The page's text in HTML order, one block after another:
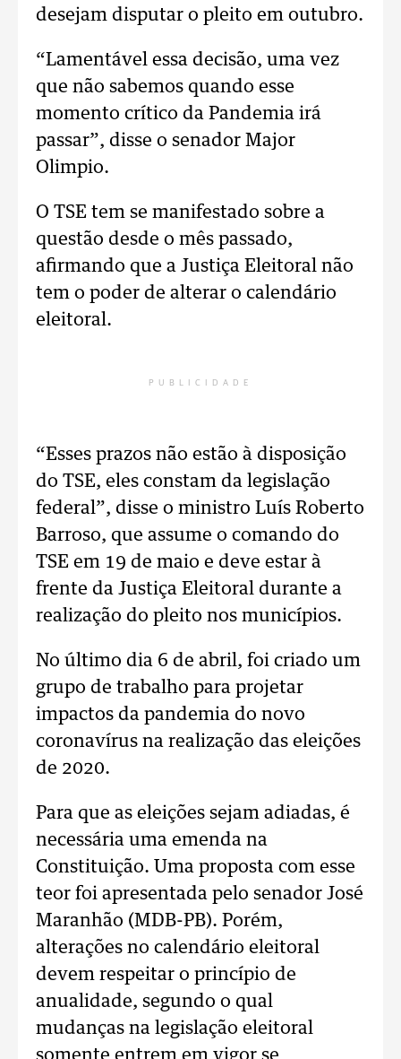
desejam disputar o pleito em outubro.
“Lamentável essa decisão, uma vez
que não sabemos quando esse
momento crítico da Pandemia irá
passar”, disse o senador Major
Olimpio.
O TSE tem se manifestado sobre a
questão desde o mês passado,
afirmando que a Justiça Eleitoral não
tem o poder de alterar o calendário
eleitoral.
PUBLICIDADE
“Esses prazos não estão à disposição
do TSE, eles constam da legislação
federal”, disse o ministro Luís Roberto
Barroso, que assume o comando do
TSE em 19 de maio e deve estar à
frente da Justiça Eleitoral durante a
realização do pleito nos municípios.
No último dia 6 de abril, foi criado um
grupo de trabalho para projetar
impactos da pandemia do novo
coronavírus na realização das eleições
de 2020.
Para que as eleições sejam adiadas, é
necessária uma emenda na
Constituição. Uma proposta com esse
teor foi apresentada pelo senador José
Maranhão (MDB-PB). Porém,
alterações no calendário eleitoral
devem respeitar o princípio de
anualidade, segundo o qual
mudanças na legislação eleitoral
somente entrem em vigor se